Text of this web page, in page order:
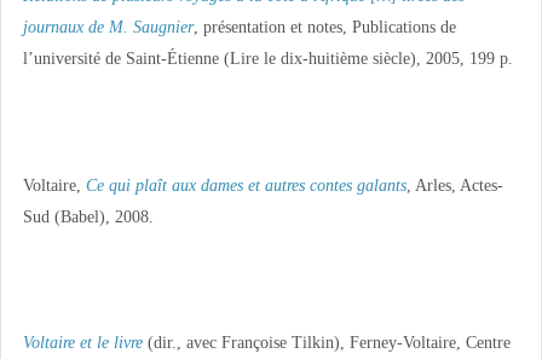
journaux de M. Saugnier, présentation et notes, Publications de
l’université de Saint-Étienne (Lire le dix-huitième siècle), 2005, 199 p.
Voltaire, Ce qui plaît aux dames et autres contes galants, Arles, Actes-
Sud (Babel), 2008.
Voltaire et le livre(dir., avec Françoise Tilkin), Ferney-Voltaire, Centre